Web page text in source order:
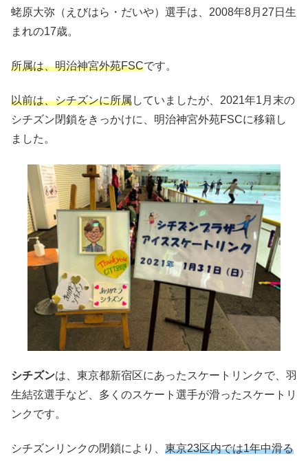
蛯原大弥（えびはら・だいや）選手は、2008年8月27日生
まれの17歳。
所属は、明治神宮外苑FSCです。
以前は、シチズンに所属していましたが、2021年1月末の
シチズン閉鎖をきっかけに、 明治神宮外苑FSCに移籍し
ました。
シチズンは、東京都新宿区にあったスケートリンクで、羽
生結弦選手など、多くのスケート選手が滑ったスケートリ
ンクです。
シチズンリンクの閉鎖により、 東京23区内では1年中滑る